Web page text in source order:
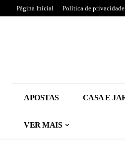
Página Inicial Política de privacidade
APOSTAS CASA E
VER MAIS